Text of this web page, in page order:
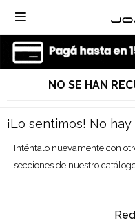

NO SE HAN
¡Lo sentimos! No
Inténtalo nuevamente con
secciones de nuestro